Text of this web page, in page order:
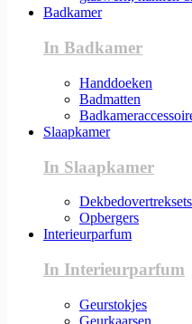
Badkamer
In Badkamer
Handdoeken
Badmatten
Slaapkamer
In Slaapkamer
Dekbedovertreksets
Opbergers
Interieurparfum
In Interieurparfum
Geurstokjes
Geurkaarsen